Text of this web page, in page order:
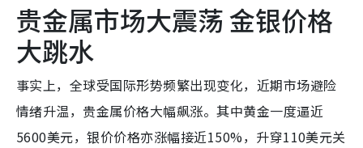
贵金属市场大震荡 金银价格
大跳水
事实上，全球受国际形势频繁出现变化，近期市场避险
情绪升温，贵金属价格大幅飙涨。其中黄金一度逼近
5600美元，银价价格亦涨幅接近150%，升穿110美元关